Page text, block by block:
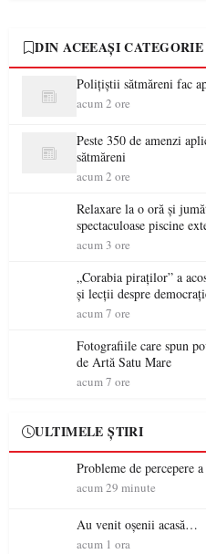
DIN ACEEAȘI CATEGORIE
acum 2 ore
Peste 350 de amenzi
sătmăreni
acum 2 ore
Relaxare la o oră și
spectaculoase piscine
ideale pentru o escapadă
acum 3 ore
„Corabia piraților” a
și lecții despre
acum 7 ore
Fotografiile care spun
de Artă Satu Mare
acum 7 ore
ULTIMELE ȘTIRI
Probleme de percepere
acum 29 minute
Au venit oșenii acasă…
acum 1 ora